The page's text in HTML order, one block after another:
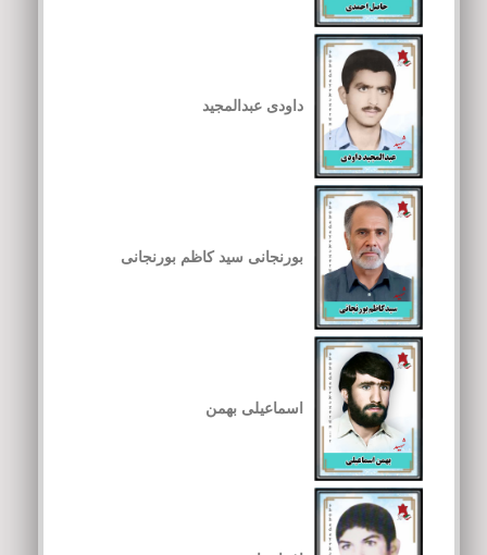
داودی عبدالمجید
بورنجانی سید کاظم بورنجانی
اسماعیلی بهمن